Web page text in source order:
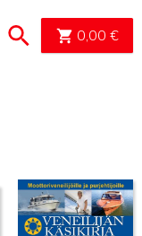
0,00 €
Lue lisää